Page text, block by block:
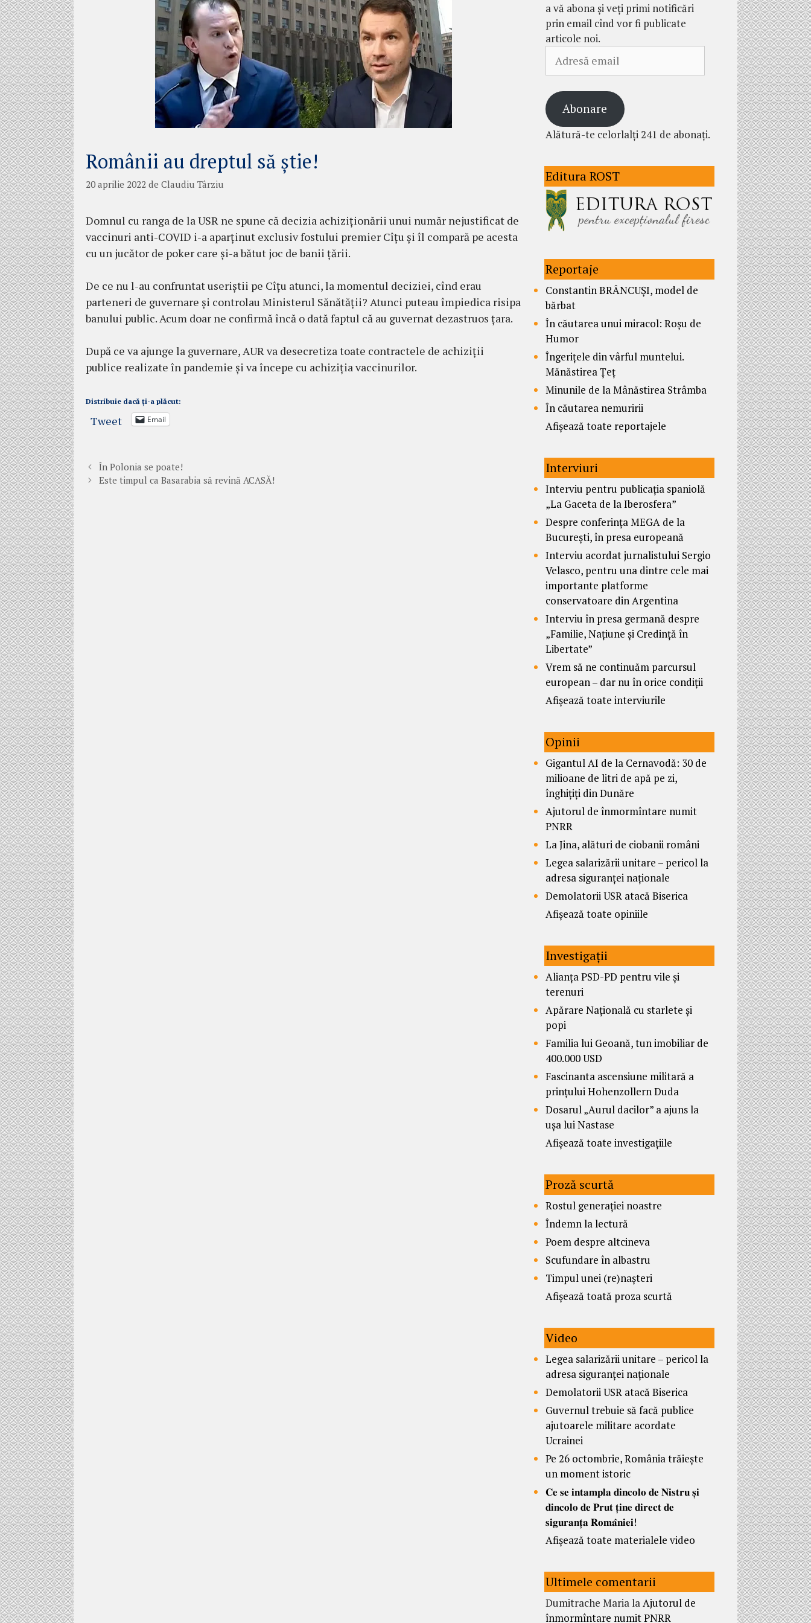
Românii au dreptul să știe!
20 aprilie 2022 de Claudiu Târziu
Domnul cu ranga de la USR ne spune că decizia achiziționării unui număr nejustificat de
vaccinuri anti-COVID i-a aparținut exclusiv fostului premier Cîțu și îl compară pe acesta
cu un jucător de poker care și-a bătut joc de banii țării.
De ce nu l-au confruntat useriștii pe Cîțu atunci, la momentul deciziei, cînd erau
parteneri de guvernare și controlau Ministerul Sănătății? Atunci puteau împiedica risipa
banului public. Acum doar ne confirmă încă o dată faptul că au guvernat dezastruos țara.
După ce va ajunge la guvernare, AUR va desecretiza toate contractele de achiziții
publice realizate în pandemie și va începe cu achiziția vaccinurilor.
Distribuie dacă ți-a plăcut:
Tweet Email
În Polonia se poate!
Este timpul ca Basarabia să revină ACASĂ!
a vă abona și veți primi notificări
prin email cînd vor fi publicate
articole noi.
email
Abonare
Alătură-te celorlalți 241 de abonați.
Editura ROST
Reportaje
Constantin BRÂNCUȘI, model de
bărbat
În căutarea unui miracol: Roșu de
Humor
Îngerițele din vârful muntelui.
Mănăstirea Țeț
Minunile de la Mânăstirea Strâmba
În căutarea nemuririi
Afișează toate reportajele
Interviuri
Interviu pentru publicația spaniolă
„La Gaceta de la Iberosfera”
Despre conferința MEGA de la
București, în presa europeană
Interviu acordat jurnalistului Sergio
Velasco, pentru una dintre cele mai
importante platforme
conservatoare din Argentina
Interviu în presa germană despre
„Familie, Națiune și Credință în
Libertate”
Vrem să ne continuăm parcursul
european – dar nu în orice condiții
Afișează toate interviurile
Opinii
Gigantul AI de la Cernavodă: 30 de
milioane de litri de apă pe zi,
înghițiți din Dunăre
Ajutorul de înmormîntare numit
PNRR
La Jina, alături de ciobanii români
Legea salarizării unitare – pericol la
adresa siguranței naționale
Demolatorii USR atacă Biserica
Afișează toate opiniile
Investigații
Alianța PSD-PD pentru vile și
terenuri
Apărare Națională cu starlete și
popi
Familia lui Geoană, tun imobiliar de
400.000 USD
Fascinanta ascensiune militară a
prințului Hohenzollern Duda
Dosarul „Aurul dacilor” a ajuns la
ușa lui Nastase
Afișează toate investigațiile
Proză scurtă
Rostul generației noastre
Îndemn la lectură
Poem despre altcineva
Scufundare în albastru
Timpul unei (re)nașteri
Afișează toată proza scurtă
Video
Legea salarizării unitare – pericol la
adresa siguranței naționale
Demolatorii USR atacă Biserica
Guvernul trebuie să facă publice
ajutoarele militare acordate
Ucrainei
Pe 26 octombrie, România trăiește
un moment istoric
𝐂𝐞 𝐬𝐞 𝐢𝐧𝐭𝐚𝐦𝐩𝐥𝐚 𝐝𝐢𝐧𝐜𝐨𝐥𝐨 𝐝𝐞 𝐍𝐢𝐬𝐭𝐫𝐮 𝐬̦𝐢
𝐝𝐢𝐧𝐜𝐨𝐥𝐨 𝐝𝐞 𝐏𝐫𝐮𝐭 𝐭̦𝐢𝐧𝐞 𝐝𝐢𝐫𝐞𝐜𝐭 𝐝𝐞
𝐬𝐢𝐠𝐮𝐫𝐚𝐧𝐭̦𝐚 𝐑𝐨𝐦𝐚̂𝐧𝐢𝐞𝐢!
Afișează toate materialele video
Ultimele comentarii
Dumitrache MarialaAjutorul de
înmormîntare numit PNRR